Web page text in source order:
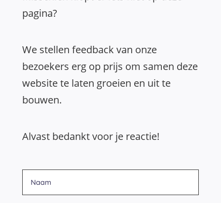
pagina?
We stellen feedback van onze
bezoekers erg op prijs om samen deze
website te laten groeien en uit te
bouwen.
Alvast bedankt voor je reactie!